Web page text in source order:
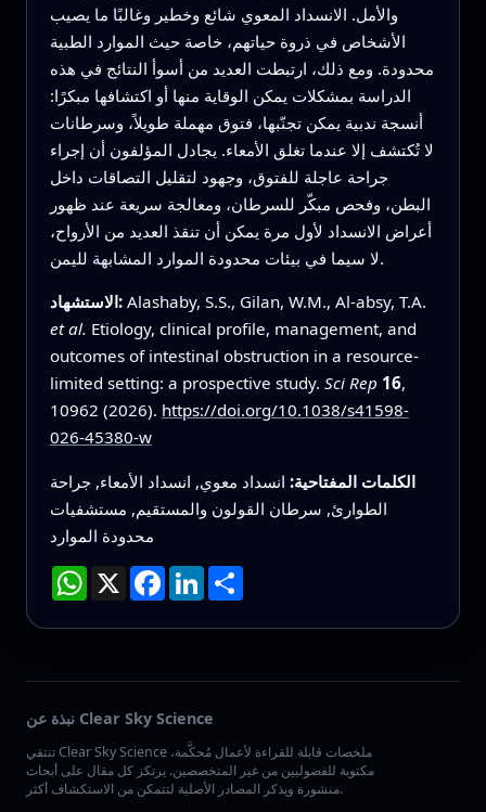
والأمل. الانسداد المعوي شائع وخطير وغالبًا ما يصيب
الأشخاص في ذروة حياتهم، خاصة حيث الموارد الطبية
محدودة. ومع ذلك، ارتبطت العديد من أسوأ النتائج في هذه
الدراسة بمشكلات يمكن الوقاية منها أو اكتشافها مبكرًا:
أنسجة ندبية يمكن تجنّبها، فتوق مهملة طويلاً، وسرطانات
لا تُكتشف إلا عندما تغلق الأمعاء. يجادل المؤلفون أن إجراء
جراحة عاجلة للفتوق، وجهود لتقليل التصاقات داخل
البطن، وفحص مبكّر للسرطان، ومعالجة سريعة عند ظهور
أعراض الانسداد لأول مرة يمكن أن تنقذ العديد من الأرواح،
لا سيما في بيئات محدودة الموارد المشابهة لليمن.
الاستشهاد: Alashaby, S.S., Gilan, W.M., Al-absy, T.A.
et al. Etiology, clinical profile, management, and
outcomes of intestinal obstruction in a resource-
limited setting: a prospective study. Sci Rep 16,
10962 (2026). https://doi.org/10.1038/s41598-
026-45380-w
الكلمات المفتاحية: انسداد معوي, انسداد الأمعاء, جراحة
الطوارئ, سرطان القولون والمستقيم, مستشفيات
محدودة الموارد
WhatsApp
X Facebook
LinkedIn
انشر
نبذة عن Clear Sky Science
تنتقي Clear Sky Science ملخصات قابلة للقراءة لأعمال مُحكَّمة،
مكتوبة للفضوليين من غير المتخصصين. يرتكز كل مقال على أبحاث
منشورة ويذكر المصادر الأصلية لتتمكن من الاستكشاف أكثر.